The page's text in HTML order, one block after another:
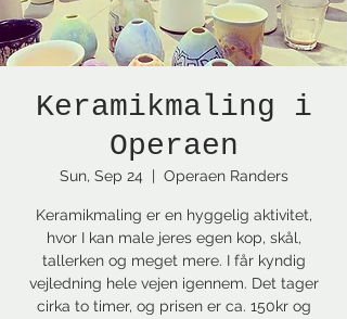
Keramikmaling i
Operaen
Sun, Sep 24
  |
Operaen Randers
Keramikmaling er en hyggelig aktivitet,
hvor I kan male jeres egen kop, skål,
tallerken og meget mere. I får kyndig
vejledning hele vejen igennem. Det tager
cirka to timer, og prisen er ca. 150kr og